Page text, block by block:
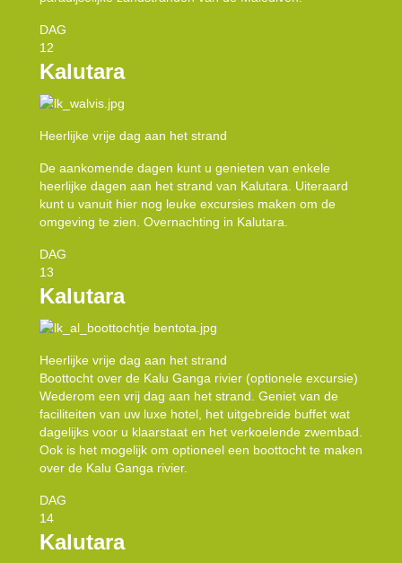
DAG
12
Kalutara
Heerlijke vrije dag aan het strand
De aankomende dagen kunt u genieten van enkele
heerlijke dagen aan het strand van Kalutara. Uiteraard
kunt u vanuit hier nog leuke excursies maken om de
omgeving te zien. Overnachting in Kalutara.
DAG
13
Kalutara
Heerlijke vrije dag aan het strand
Boottocht over de Kalu Ganga rivier (optionele excursie)
Wederom een vrij dag aan het strand. Geniet van de
faciliteiten van uw luxe hotel, het uitgebreide buffet wat
dagelijks voor u klaarstaat en het verkoelende zwembad.
Ook is het mogelijk om optioneel een boottocht te maken
over de Kalu Ganga rivier.
DAG
14
Kalutara